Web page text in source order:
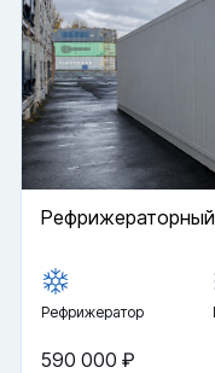
Рефрижераторный
Рефрижератор
590 000 ₽